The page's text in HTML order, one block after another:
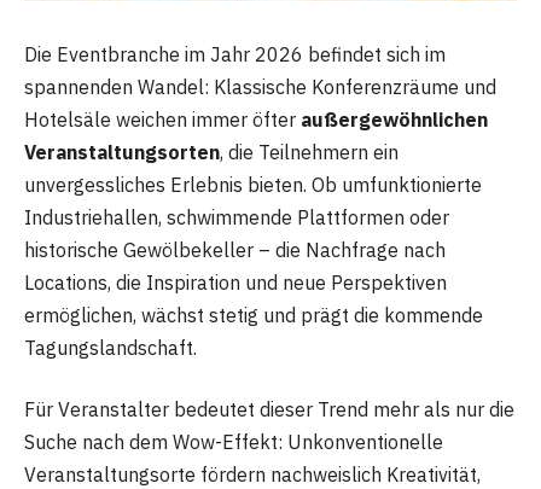
Die Eventbranche im Jahr 2026 befindet sich im
spannenden Wandel: Klassische Konferenzräume und
Hotelsäle weichen immer öfter außergewöhnlichen
Veranstaltungsorten, die Teilnehmern ein
unvergessliches Erlebnis bieten. Ob umfunktionierte
Industriehallen, schwimmende Plattformen oder
historische Gewölbekeller – die Nachfrage nach
Locations, die Inspiration und neue Perspektiven
ermöglichen, wächst stetig und prägt die kommende
Tagungslandschaft.
Für Veranstalter bedeutet dieser Trend mehr als nur die
Suche nach dem Wow-Effekt: Unkonventionelle
Veranstaltungsorte fördern nachweislich Kreativität,